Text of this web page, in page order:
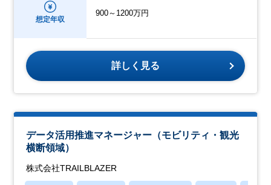
想定年収
900～1200万円
詳しく見る
データ活用推進マネージャー（モビリティ・観光
横断領域）
株式会社TRAILBLAZER